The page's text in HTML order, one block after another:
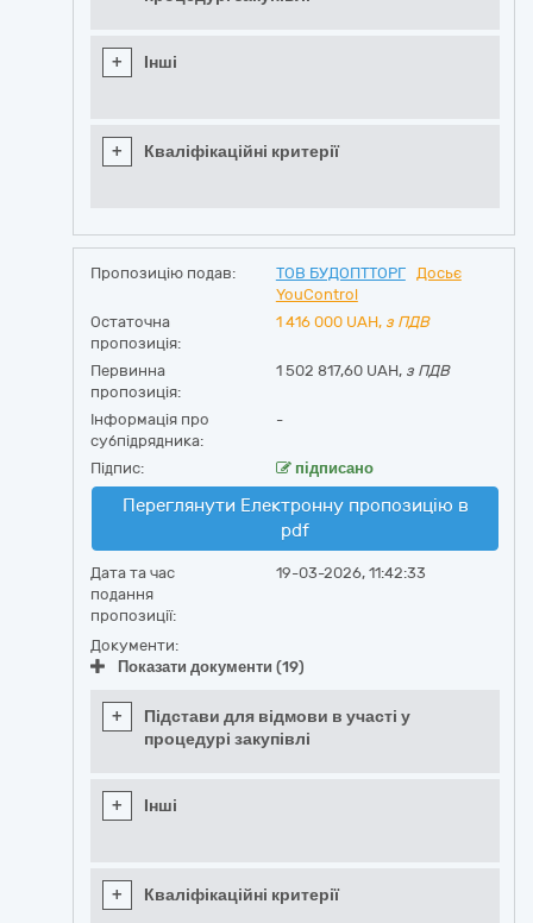
+ Інші
+ Кваліфікаційні критерії
Пропозицію подав: ТОВ БУДОПТТОРГ
Досьє
YouControl
Остаточна
пропозиція:
1 416 000 UAH, з ПДВ
Первинна
пропозиція:
1 502 817,60 UAH, з ПДВ
Інформація про
субпідрядника:
-
Підпис: підписано
Переглянути Електронну пропозицію в
pdf
Дата та час
подання
пропозиції:
19-03-2026, 11:42:33
Документи:
Показати документи (19)
+
Підстави для відмови в участі у
процедурі закупівлі
+ Інші
+ Кваліфікаційні критерії